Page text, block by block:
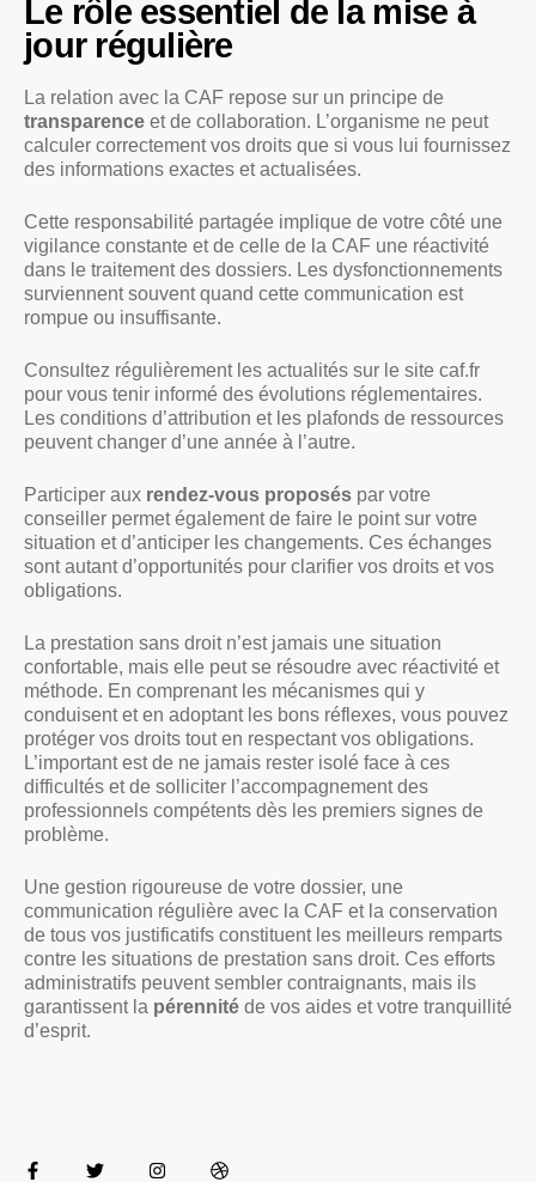
Le rôle essentiel de la mise à
jour régulière
La relation avec la CAF repose sur un principe de
transparence et de collaboration. L’organisme ne peut
calculer correctement vos droits que si vous lui fournissez
des informations exactes et actualisées.
Cette responsabilité partagée implique de votre côté une
vigilance constante et de celle de la CAF une réactivité
dans le traitement des dossiers. Les dysfonctionnements
surviennent souvent quand cette communication est
rompue ou insuffisante.
Consultez régulièrement les actualités sur le site caf.fr
pour vous tenir informé des évolutions réglementaires.
Les conditions d’attribution et les plafonds de ressources
peuvent changer d’une année à l’autre.
Participer aux rendez-vous proposés par votre
conseiller permet également de faire le point sur votre
situation et d’anticiper les changements. Ces échanges
sont autant d’opportunités pour clarifier vos droits et vos
obligations.
La prestation sans droit n’est jamais une situation
confortable, mais elle peut se résoudre avec réactivité et
méthode. En comprenant les mécanismes qui y
conduisent et en adoptant les bons réflexes, vous pouvez
protéger vos droits tout en respectant vos obligations.
L’important est de ne jamais rester isolé face à ces
difficultés et de solliciter l’accompagnement des
professionnels compétents dès les premiers signes de
problème.
Une gestion rigoureuse de votre dossier, une
communication régulière avec la CAF et la conservation
de tous vos justificatifs constituent les meilleurs remparts
contre les situations de prestation sans droit. Ces efforts
administratifs peuvent sembler contraignants, mais ils
garantissent la pérennité de vos aides et votre tranquillité
d’esprit.